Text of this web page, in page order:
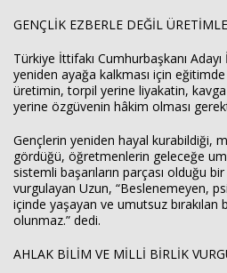
GENÇLİK EZBERLE DEĞİL
Türkiye İttifakı Cumhurbaşkanı
yeniden ayağa kalkması için
üretimin, torpil yerine liyakatin,
yerine özgüvenin hâkim olması
Gençlerin yeniden hayal kurabildiği,
gördüğü, öğretmenlerin geleceğe
sistemli başarıların parçası olduğu
vurgulayan Uzun, “Beslenemeyen,
içinde yaşayan ve umutsuz
olunmaz.” dedi.
AHLAK BİLİM VE MİLLİ BİRLİK